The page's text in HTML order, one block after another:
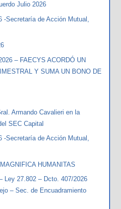
Julio 2026
-Secretaría de Acción Mutual,
– FAECYS ACORDÓ UN
Y SUMA UN BONO DE
Armando Cavalieri en la
SEC Capital
-Secretaría de Acción Mutual,
HUMANITAS
Ley 27.802 – Dcto. 407/2026
– Sec. de Encuadramiento